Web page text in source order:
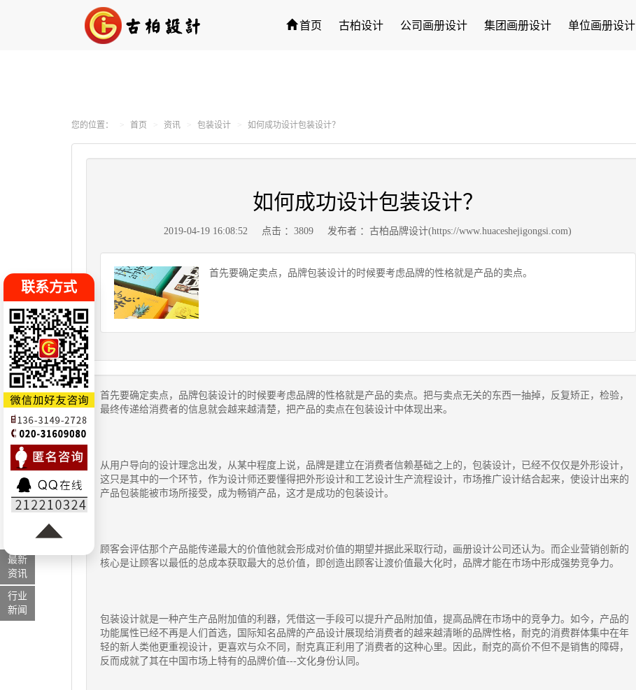
首页 古柏设计 公司画册设计 集团画册设计 单位画册设计
您的位置： 首页 资讯 包装设计 如何成功设计包装设计？
如何成功设计包装设计？
2019-04-19 16:08:52 点击 ：3809 发布者 ：古柏品牌设计(https://www.huaceshejigongsi.com)
首先要确定卖点，品牌包装设计的时候要考虑品牌的性格就是产品的卖点。
首先要确定卖点，品牌包装设计的时候要考虑品牌的性格就是产品的卖点。把与卖点无关的东西一抽掉，反复矫正，检验，
最终传递给消费者的信息就会越来越清楚，把产品的卖点在包装设计中体现出来。
从用户导向的设计理念出发，从某中程度上说，品牌是建立在消费者信赖基础之上的，包装设计，已经不仅仅是外形设计，
这只是其中的一个环节，作为设计师还要懂得把外形设计和工艺设计生产流程设计，市场推广设计结合起来，使设计出来的
产品包装能被市场所接受，成为畅销产品，这才是成功的包装设计。
顾客会评估那个产品能传递最大的价值他就会形成对价值的期望并据此采取行动，画册设计公司还认为。而企业营销创新的
核心是让顾客以最低的总成本获取最大的总价值，即创造出顾客让渡价值最大化时，品牌才能在市场中形成强势竞争力。
包装设计就是一种产生产品附加值的利器，凭借这一手段可以提升产品附加值，提高品牌在市场中的竞争力。如今，产品的
功能属性已经不再是人们首选，国际知名品牌的产品设计展现给消费者的越来越清晰的品牌性格，耐克的消费群体集中在年
轻的新人类他更重视设计，更喜欢与众不同，耐克真正利用了消费者的这种心里。因此，耐克的高价不但不是销售的障碍，
反而成就了其在中国市场上特有的品牌价值---文化身份认同。
联系方式
最新
资讯
行业
新闻